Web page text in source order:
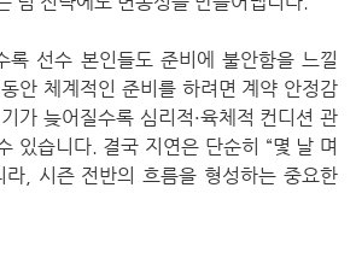
록 선수 본인들도 준비에 불안함을 느낄
안 체계적인 준비를 하려면 계약 안정감
가 늦어질수록 심리적·육체적 컨디션 관
있습니다. 결국 지연은 단순히 “몇 날 며
라, 시즌 전반의 흐름을 형성하는 중요한